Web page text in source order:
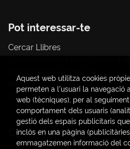
Pot interessar-te
Cercar Llibres
Papereria / material d'oficina
Consum Sostenible
Contacte
Aquest web utilitza cookies
permeten a l'usuari la navegació
web (tècniques), per al
comportament dels usuaris
gestió dels espais publicitaris
inclòs en una pàgina
emmagatzemen informació del